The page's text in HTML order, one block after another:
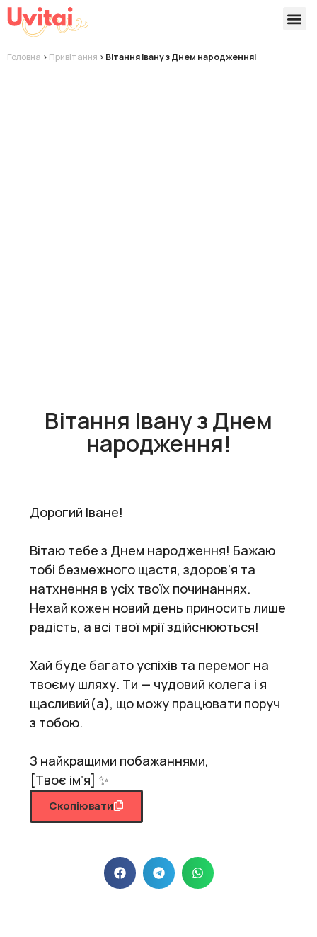
Головна > Привітання > Вітання Івану з Днем народження!
Вітання Івану з Днем
народження!
Дорогий Іване!
Вітаю тебе з Днем народження! Бажаю
тобі безмежного щастя, здоров’я та
натхнення в усіх твоїх починаннях.
Нехай кожен новий день приносить лише
радість, а всі твої мрії здійснюються!
Хай буде багато успіхів та перемог на
твоєму шляху. Ти — чудовий колега і я
щасливий(а), що можу працювати поруч
з тобою.
З найкращими побажаннями,
[Твоє ім’я] ✨
Скопіювати